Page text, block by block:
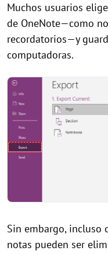
Muchos usuarios
de OneNote—como
recordatorios—y
computadoras.
Sin embargo, incluso
notas pueden ser